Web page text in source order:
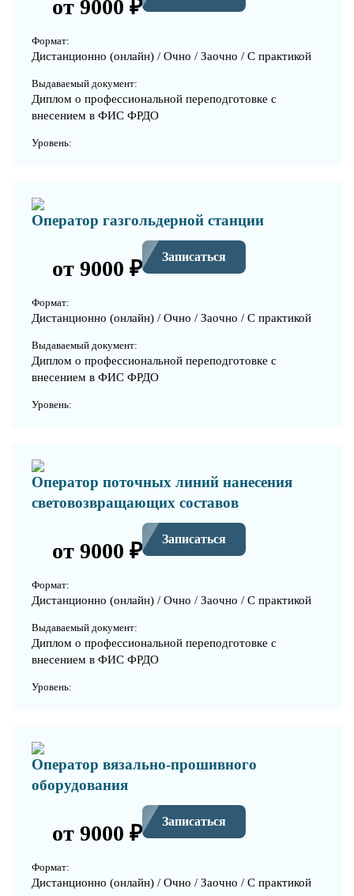
от 9000 ₽
Формат:
Дистанционно (онлайн) / Очно / Заочно / С практикой
Выдаваемый документ:
Диплом о профессиональной переподготовке с
внесением в ФИС ФРДО
Уровень:
Оператор газгольдерной станции
от 9000 ₽ Записаться
Формат:
Дистанционно (онлайн) / Очно / Заочно / С практикой
Выдаваемый документ:
Диплом о профессиональной переподготовке с
внесением в ФИС ФРДО
Уровень:
Оператор поточных линий нанесения
световозвращающих составов
от 9000 ₽ Записаться
Формат:
Дистанционно (онлайн) / Очно / Заочно / С практикой
Выдаваемый документ:
Диплом о профессиональной переподготовке с
внесением в ФИС ФРДО
Уровень:
Оператор вязально-прошивного
оборудования
от 9000 ₽ Записаться
Формат:
Дистанционно (онлайн) / Очно / Заочно / С практикой